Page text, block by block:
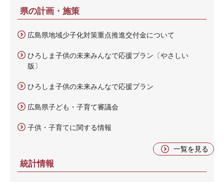
県の計画・施策
広島県地域少子化対策重点推進交付金について
ひろしま子供の未来みんなで応援プラン〔やさしい
版〕
ひろしま子供の未来みんなで応援プラン
広島県子ども・子育て審議会
子供・子育てに関する情報
一覧を見る
統計情報